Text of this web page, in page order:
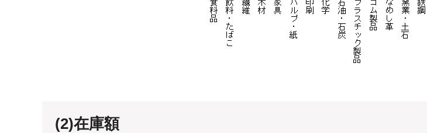
(2)在庫額